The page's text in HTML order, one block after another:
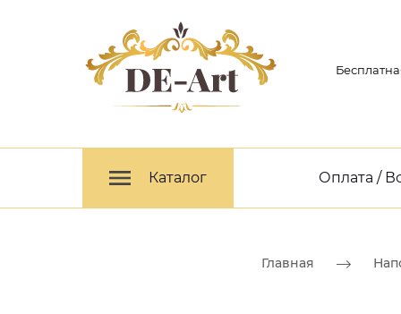
Каталог Оплата /
Главная